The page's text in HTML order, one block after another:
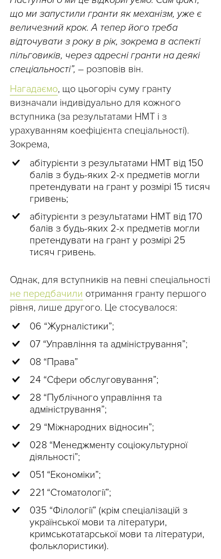
що ми запустили гранти як механізм, уже є
величезний крок. А тепер його треба
відточувати з року в рік, зокрема в аспекті
пільговиків, через адресні гранти на деякі
спеціальності”, – розповів він.
Нагадаємо, що цьогоріч суму гранту
визначали індивідуально для кожного
вступника (за результатами НМТ і з
урахуванням коефіцієнта спеціальності).
Зокрема,
абітурієнти з результатами НМТ від 150
балів з будь-яких 2-х предметів могли
претендувати на грант у розмірі 15 тисяч
гривень;
абітурієнти з результатами НМТ від 170
балів з будь-яких 2-х предметів могли
претендувати на грант у розмірі 25
тисяч гривень.
Однак, для вступників на певні спеціальності
не передбачили отримання гранту першого
рівня, лише другого. Це стосувалося:
06 “Журналістики”;
07 “Управління та адміністрування”;
08 “Права”
24 “Сфери обслуговування”;
28 “Публічного управління та
адміністрування”;
29 “Міжнародних відносин”;
028 “Менеджменту соціокультурної
діяльності”;
051 “Економіки”;
221 “Стоматології”;
035 “Філології” (крім спеціалізацій з
української мови та літератури,
кримськотатарської мови та літератури,
фольклористики).